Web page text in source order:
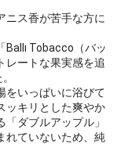
ニス香が苦手な方に
Tobacco（バッ
レートな果実感を追
をいっぱいに浴びて
ッキリとした爽やか
ダブルアップル」
れていないため、純